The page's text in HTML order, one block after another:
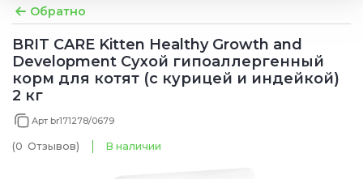
мобильных номеров
(097) 133 11 88
(095) 133 11 88
(073) 133 11 88
Обратно
BRIT CARE Kitten Healthy Growth and
Development Сухой гипоаллергенный
корм для котят (с курицей и индейкой)
2 кг
Арт br171278/0679
(0 Отзывов) В наличии